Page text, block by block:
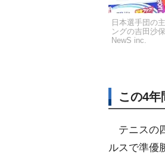
日本選手団の
ングの吉田沙
NewS inc.
この4年
テニスの
ルスで準優